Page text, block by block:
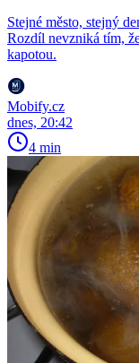
Stejné město, stejný
Rozdíl nevzniká tím,
kapotou.
Mobify.cz
dnes, 20:42
4 min